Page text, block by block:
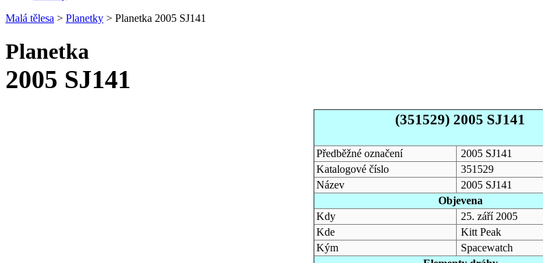
Malá tělesa > Planetky > Planetka 2005 SJ141
Planetka
2005 SJ141
(351529) 2005 SJ141
Předběžné označení
2005 SJ141
Katalogové číslo
351529
Název
2005 SJ141
Objevena
Kdy
25. září 2005
Kde
Kitt Peak
Kým
Spacewatch